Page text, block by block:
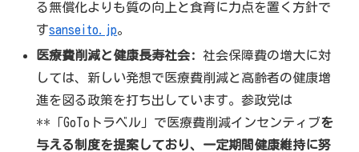
る無償化よりも質の向上と食育に力点を置く方針で
すsanseito.jp。
医療費削減と健康長寿社会:
社会保障費の増大に対
しては、新しい発想で医療費削減と高齢者の健康増
進を図る政策を打ち出しています。参政党は
**「GoToトラベル」で医療費削減インセンティブを
与える制度を提案しており、一定期間健康維持に努